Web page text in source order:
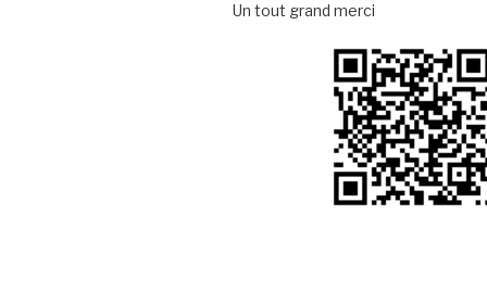
Un tout grand merci